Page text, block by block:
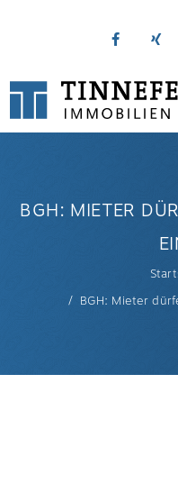
BGH: MIETER
BGH: Mieter